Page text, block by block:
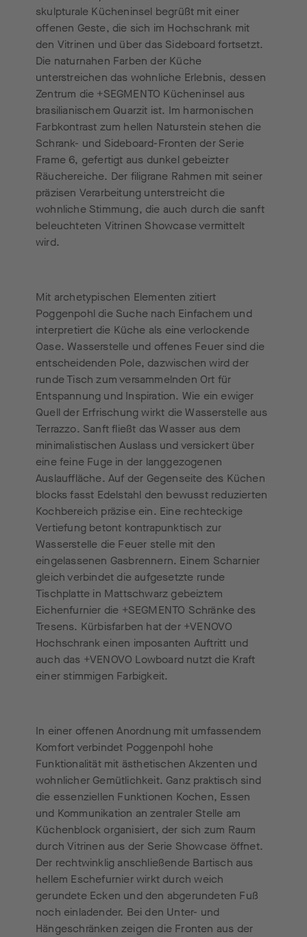
skulpturale Kücheninsel begrüßt mit einer
offenen Geste, die sich im Hochschrank mit
den Vitrinen und über das Sideboard fortsetzt.
Die naturnahen Farben der Küche
unterstreichen das wohnliche Erlebnis, dessen
Zentrum die +SEGMENTO Kücheninsel aus
brasilianischem Quarzit ist. Im harmonischen
Farbkontrast zum hellen Naturstein stehen die
Schrank- und Sideboard-Fronten der Serie
Frame 6, gefertigt aus dunkel gebeizter
Räuchereiche. Der filigrane Rahmen mit seiner
präzisen Verarbeitung unterstreicht die
wohnliche Stimmung, die auch durch die sanft
beleuchteten Vitrinen Showcase vermittelt
wird.
Mit archetypischen Elementen zitiert
Poggenpohl die Suche nach Einfachem und
interpretiert die Küche als eine verlockende
Oase. Wasserstelle und offenes Feuer sind die
entscheidenden Pole, dazwischen wird der
runde Tisch zum versammelnden Ort für
Entspannung und Inspiration. Wie ein ewiger
Quell der Erfrischung wirkt die Wasserstelle aus
Terrazzo. Sanft fließt das Wasser aus dem
minimalistischen Auslass und versickert über
eine feine Fuge in der langgezogenen
Auslauffläche. Auf der Gegenseite des Küchen
blocks fasst Edelstahl den bewusst reduzierten
Kochbereich präzise ein. Eine rechteckige
Vertiefung betont kontrapunktisch zur
Wasserstelle die Feuer stelle mit den
eingelassenen Gasbrennern. Einem Scharnier
gleich verbindet die aufgesetzte runde
Tischplatte in Mattschwarz gebeiztem
Eichenfurnier die +SEGMENTO Schränke des
Tresens. Kürbisfarben hat der +VENOVO
Hochschrank einen imposanten Auftritt und
auch das +VENOVO Lowboard nutzt die Kraft
einer stimmigen Farbigkeit.
In einer offenen Anordnung mit umfassendem
Komfort verbindet Poggenpohl hohe
Funktionalität mit ästhetischen Akzenten und
wohnlicher Gemütlichkeit. Ganz praktisch sind
die essenziellen Funktionen Kochen, Essen
und Kommunikation an zentraler Stelle am
Küchenblock organisiert, der sich zum Raum
durch Vitrinen aus der Serie Showcase öffnet.
Der rechtwinklig anschließende Bartisch aus
hellem Eschefurnier wirkt durch weich
gerundete Ecken und den abgerundeten Fuß
noch einladender. Bei den Unter- und
Hängeschränken zeigen die Fronten aus der